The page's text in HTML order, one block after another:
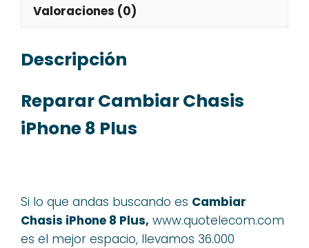
Valoraciones (0)
Descripción
Reparar Cambiar Chasis
iPhone 8 Plus
Si lo que andas buscando es Cambiar
Chasis iPhone 8 Plus, www.quotelecom.com
es el mejor espacio, llevamos 36.000